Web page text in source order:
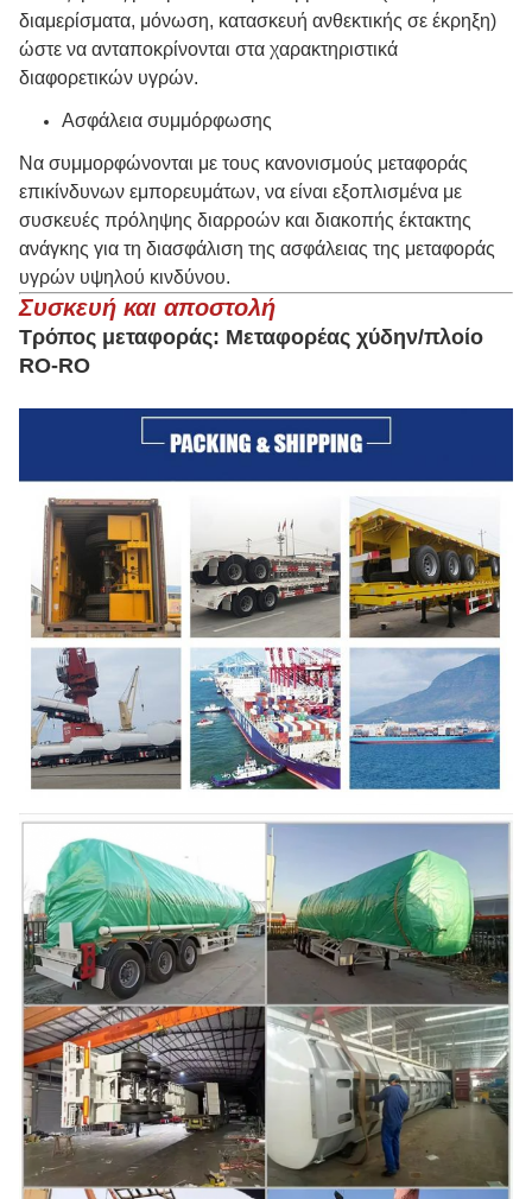
διαμερίσματα, μόνωση, κατασκευή ανθεκτικής σε έκρηξη)
ώστε να ανταποκρίνονται στα χαρακτηριστικά
διαφορετικών υγρών.
Ασφάλεια συμμόρφωσης
Να συμμορφώνονται με τους κανονισμούς μεταφοράς
επικίνδυνων εμπορευμάτων, να είναι εξοπλισμένα με
συσκευές πρόληψης διαρροών και διακοπής έκτακτης
ανάγκης για τη διασφάλιση της ασφάλειας της μεταφοράς
υγρών υψηλού κινδύνου.
Συσκευή και αποστολή
Τρόπος μεταφοράς: Μεταφορέας χύδην/πλοίο
RO-RO